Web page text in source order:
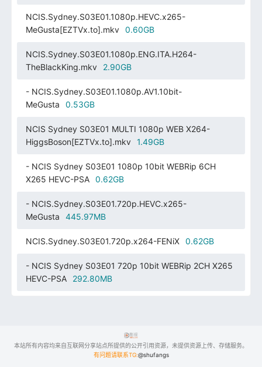
NCIS.Sydney.S03E01.1080p.HEVC.x265-
MeGusta[EZTVx.to].mkv
0.60GB
NCIS.Sydney.S03E01.1080p.ENG.ITA.H264-
TheBlackKing.mkv
2.90GB
- NCIS.Sydney.S03E01.1080p.AV1.10bit-
MeGusta
0.53GB
NCIS Sydney S03E01 MULTI 1080p WEB X264-
HiggsBoson[EZTVx.to].mkv
1.49GB
- NCIS Sydney S03E01 1080p 10bit WEBRip 6CH
X265 HEVC-PSA
0.62GB
- NCIS.Sydney.S03E01.720p.HEVC.x265-
MeGusta
445.97MB
NCIS.Sydney.S03E01.720p.x264-FENiX 0.62GB
- NCIS Sydney S03E01 720p 10bit WEBRip 2CH X265
HEVC-PSA
292.80MB
本站所有内容均来自互联网分享站点所提供的公开引用资源，未提供资源上传、存储服务。
有问题请联系TG:@shufangs